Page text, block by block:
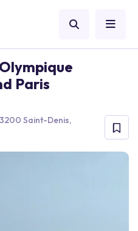
Paris
Saint-Denis,